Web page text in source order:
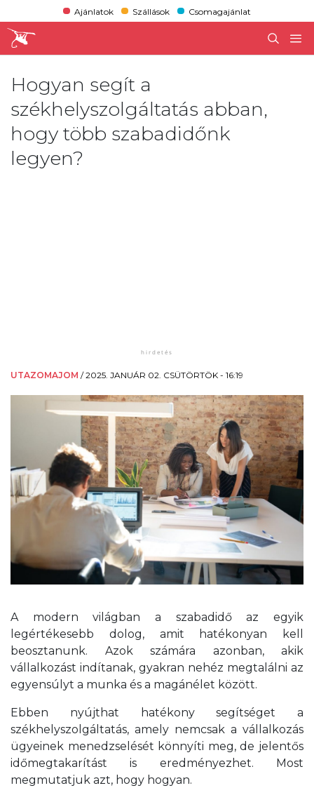
Ajánlatok Szállások Csomagajánlat
Hogyan segít a
székhelyszolgáltatás abban,
hogy több szabadidőnk
legyen?
UTAZOMAJOM /2025. JANUÁR 02. CSÜTÖRTÖK - 16:19
A modern világban a szabadidő az egyik
legértékesebb dolog, amit hatékonyan kell
beosztanunk. Azok számára azonban, akik
vállalkozást indítanak, gyakran nehéz megtalálni az
egyensúlyt a munka és a magánélet között.
Ebben nyújthat hatékony segítséget a
székhelyszolgáltatás, amely nemcsak a vállalkozás
ügyeinek menedzselését könnyíti meg, de jelentős
időmegtakarítást is eredményezhet. Most
megmutatjuk azt, hogy hogyan.